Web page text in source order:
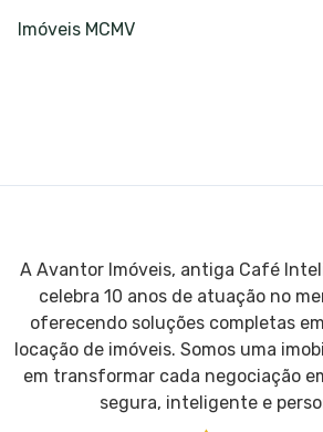
Imóveis MCMV
A Avantor Imóveis, antiga Café
celebra 10 anos de atuação no
oferecendo soluções completas
locação de imóveis. Somos uma
em transformar cada negociação
segura, inteligente e